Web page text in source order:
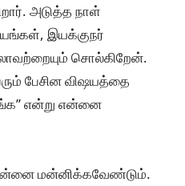
அடுத்த நாள்
இயக்குநர்
சொல்கிறேன்.
பேசின விஷயத்தை
என்று என்னை
என்னை மன்னிக்கவேண்டும்.